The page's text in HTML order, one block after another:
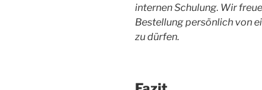
internen Schulung. Wir
Bestellung persönlich von
zu dürfen.